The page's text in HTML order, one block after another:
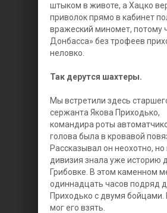
штыком в животе, а Хацко
приволок прямо в кабинет
вражеский миномет, потому
Донбасса» без трофеев
неловко.
Так дерутся шахтеры.
Мы встретили здесь
сержанта Якова Приходько,
командира роты
голова была в кровавой
Рассказывал он неохотно, но
дивизия знала уже историю
Грибовке. В этом каменном
одиннадцать часов подряд
Приходько с двумя бойцами.
мог его взять.